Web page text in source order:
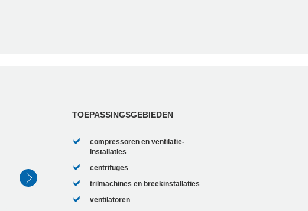
TOEPASSINGSGEBIEDEN
compressoren en ventilatie-
installaties
centrifuges
trilmachines en breekinstallaties
ventilatoren